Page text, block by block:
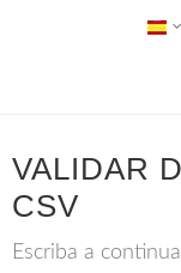
VALIDAR
CSV
Escriba a